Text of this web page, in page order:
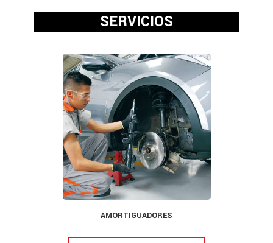
SERVICIOS
AMORTIGUADORES